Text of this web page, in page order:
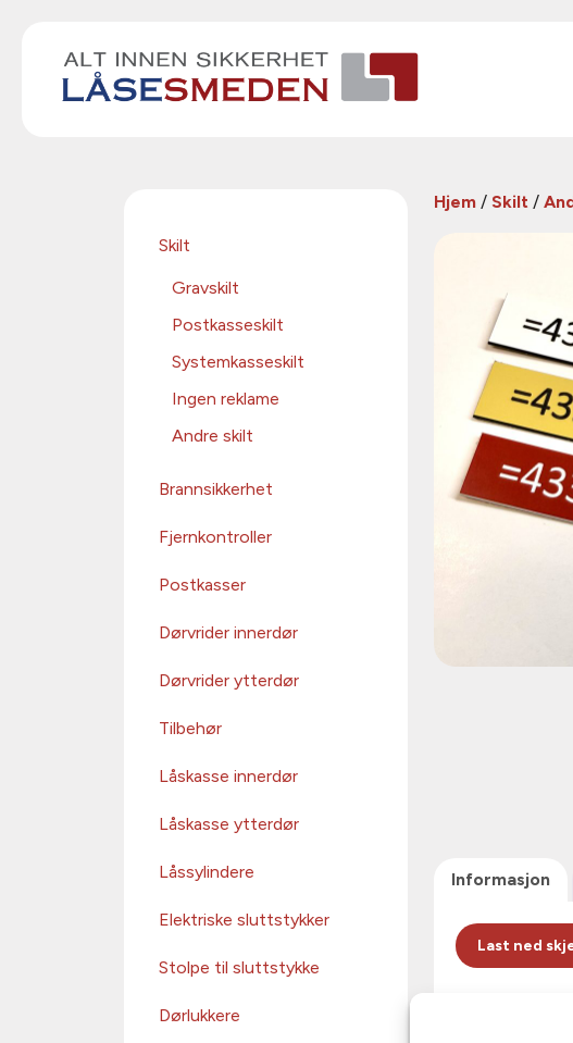
Skilt
Gravskilt
Postkasseskilt
Systemkasseskilt
Ingen reklame
Andre skilt
Brannsikkerhet
Fjernkontroller
Postkasser
Dørvrider innerdør
Dørvrider ytterdør
Tilbehør
Låskasse innerdør
Låskasse ytterdør
Låssylindere
Elektriske sluttstykker
Stolpe til sluttstykke
Dørlukkere
Hjem / Skilt /
Informasjon
Last ned